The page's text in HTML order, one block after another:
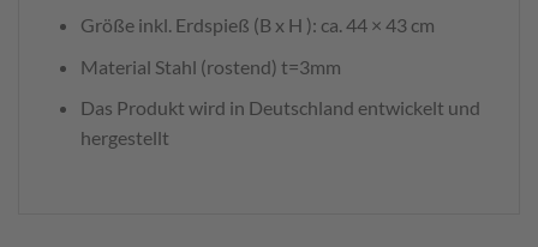
Größe inkl. Erdspieß (B x H ): ca. 44 × 43 cm
Material Stahl (rostend) t=3mm
Das Produkt wird in Deutschland entwickelt und
hergestellt